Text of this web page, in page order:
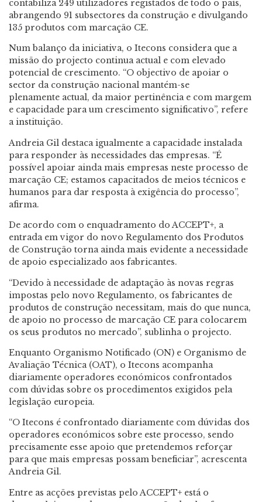
contabiliza 249 utilizadores registados de todo o país,
abrangendo 91 subsectores da construção e divulgando
135 produtos com marcação CE.
Num balanço da iniciativa, o Itecons considera que a
missão do projecto continua actual e com elevado
potencial de crescimento. “O objectivo de apoiar o
sector da construção nacional mantém-se
plenamente actual, da maior pertinência e com margem
e capacidade para um crescimento significativo”, refere
a instituição.
Andreia Gil destaca igualmente a capacidade instalada
para responder às necessidades das empresas. “É
possível apoiar ainda mais empresas neste processo de
marcação CE; estamos capacitados de meios técnicos e
humanos para dar resposta à exigência do processo”,
afirma.
De acordo com o enquadramento do ACCEPT+, a
entrada em vigor do novo Regulamento dos Produtos
de Construção torna ainda mais evidente a necessidade
de apoio especializado aos fabricantes.
“Devido à necessidade de adaptação às novas regras
impostas pelo novo Regulamento, os fabricantes de
produtos de construção necessitam, mais do que nunca,
de apoio no processo de marcação CE para colocarem
os seus produtos no mercado”, sublinha o projecto.
Enquanto Organismo Notificado (ON) e Organismo de
Avaliação Técnica (OAT), o Itecons acompanha
diariamente operadores económicos confrontados
com dúvidas sobre os procedimentos exigidos pela
legislação europeia.
“O Itecons é confrontado diariamente com dúvidas dos
operadores económicos sobre este processo, sendo
precisamente esse apoio que pretendemos reforçar
para que mais empresas possam beneficiar”, acrescenta
Andreia Gil.
Entre as acções previstas pelo ACCEPT+ está o